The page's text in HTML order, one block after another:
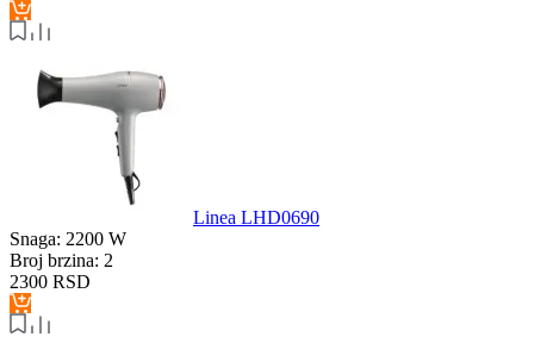
Linea LHD0690
Snaga: 2200 W
Broj brzina: 2
2300 RSD